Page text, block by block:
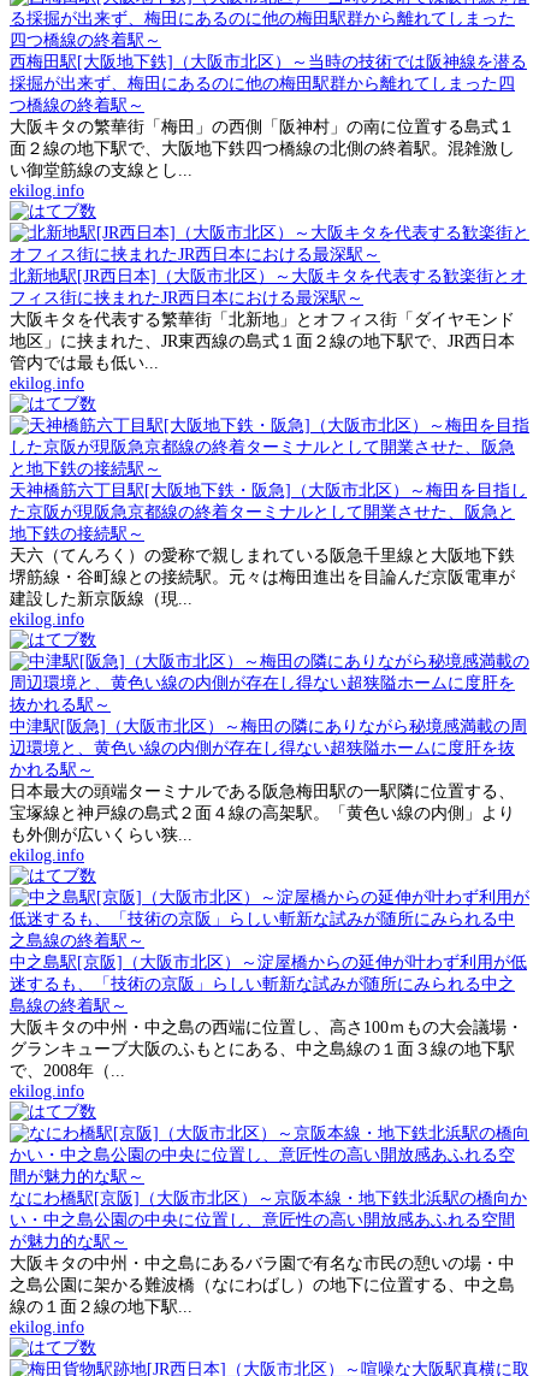
西梅田駅[大阪地下鉄]（大阪市北区）～当時の技術では阪神線を潜る
採掘が出来ず、梅田にあるのに他の梅田駅群から離れてしまった四
つ橋線の終着駅～
大阪キタの繁華街「梅田」の西側「阪神村」の南に位置する島式１
面２線の地下駅で、大阪地下鉄四つ橋線の北側の終着駅。混雑激し
い御堂筋線の支線とし...
ekilog.info
北新地駅[JR西日本]（大阪市北区）～大阪キタを代表する歓楽街とオ
フィス街に挟まれたJR西日本における最深駅～
大阪キタを代表する繁華街「北新地」とオフィス街「ダイヤモンド
地区」に挟まれた、JR東西線の島式１面２線の地下駅で、JR西日本
管内では最も低い...
ekilog.info
天神橋筋六丁目駅[大阪地下鉄・阪急]（大阪市北区）～梅田を目指し
た京阪が現阪急京都線の終着ターミナルとして開業させた、阪急と
地下鉄の接続駅～
天六（てんろく）の愛称で親しまれている阪急千里線と大阪地下鉄
堺筋線・谷町線との接続駅。元々は梅田進出を目論んだ京阪電車が
建設した新京阪線（現...
ekilog.info
中津駅[阪急]（大阪市北区）～梅田の隣にありながら秘境感満載の周
辺環境と、黄色い線の内側が存在し得ない超狭隘ホームに度肝を抜
かれる駅～
日本最大の頭端ターミナルである阪急梅田駅の一駅隣に位置する、
宝塚線と神戸線の島式２面４線の高架駅。「黄色い線の内側」より
も外側が広いくらい狭...
ekilog.info
中之島駅[京阪]（大阪市北区）～淀屋橋からの延伸が叶わず利用が低
迷するも、「技術の京阪」らしい斬新な試みが随所にみられる中之
島線の終着駅～
大阪キタの中州・中之島の西端に位置し、高さ100ｍもの大会議場・
グランキューブ大阪のふもとにある、中之島線の１面３線の地下駅
で、2008年（...
ekilog.info
なにわ橋駅[京阪]（大阪市北区）～京阪本線・地下鉄北浜駅の橋向か
い・中之島公園の中央に位置し、意匠性の高い開放感あふれる空間
が魅力的な駅～
大阪キタの中州・中之島にあるバラ園で有名な市民の憩いの場・中
之島公園に架かる難波橋（なにわばし）の地下に位置する、中之島
線の１面２線の地下駅...
ekilog.info